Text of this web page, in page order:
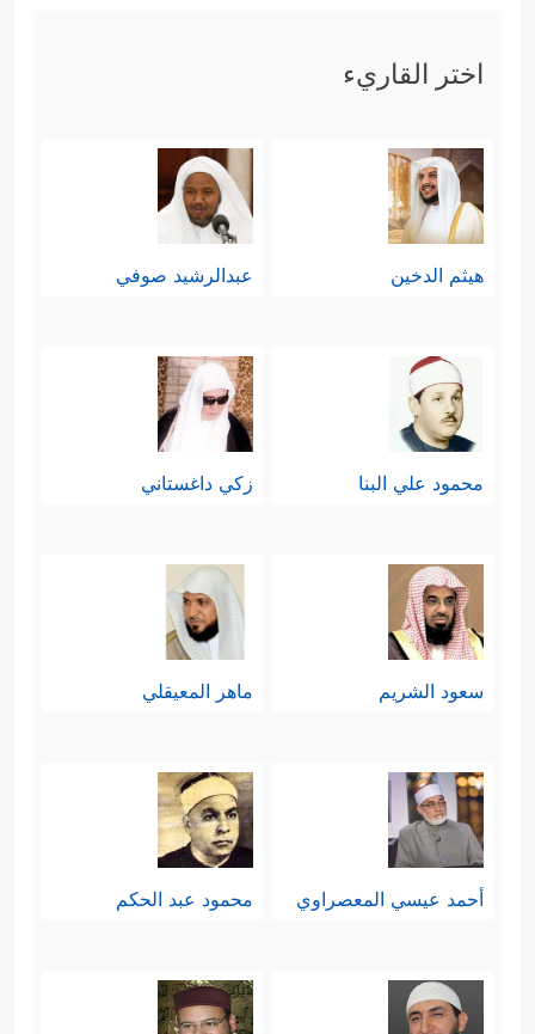
اختر القاريء
هيثم الدخين عبدالرشيد صوفي
محمود علي البنا زكي داغستاني
سعود الشريم ماهر المعيقلي
أحمد عيسي المعصراوي محمود عبد الحكم